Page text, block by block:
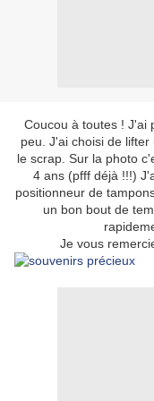
Coucou à toutes ! J'ai
peu. J'ai choisi de
le scrap. Sur la photo
4 ans (pfff déjà !!!)
positionneur de
un bon bout de
Je vous